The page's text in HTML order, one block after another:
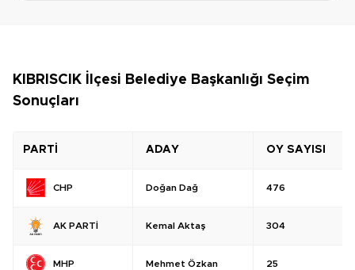
KIBRISCIK İlçesi Belediye Başkanlığı Seçim
Sonuçları
PARTİ ADAY OY SAYISI
CHP Doğan Dağ 476
AK PARTİ Kemal Aktaş 304
MHP Mehmet Özkan 25